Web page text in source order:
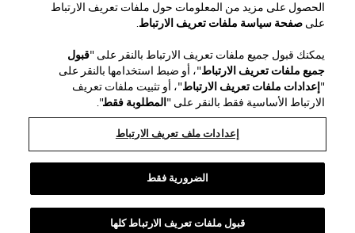
المنطقة / اللغة
خدمة العملاء
العثور على متجر
اتصل بنا
الشحن والإرجاع للجمال
الشحن والإرجاع للأزياء
الأسئلة الشائعة
خدمة تغليف الهدايا
مركز التفضيلات
نبذة عن الدار
House of Herrera
الوظائف
(يفتح في نافذة جديدة)
chcarolinaherrera.com
(يفتح في نافذة جديدة)
الشؤون القانونية وملفات تعريف الارتباط
الشروط والأحكام
شروط وأحكام البيع الخاصة بالجمال
VTO Data Processing Notice
سياسة الخصوصية
سياسة ملفات تعريف الارتباط
Copyright 2026 كارولينا هيريرا
الحصول على مزيد من المعلومات حول ملفات تعريف الارتباط
علىصفحة سياسة ملفات تعريف الارتباط.
يمكنك قبول جميع ملفات تعريف الارتباط بالنقر على "قبول
جميع ملفات تعريف الارتباط"، أو ضبط استخدامها بالنقر على
" إعدادات ملفات تعريف الارتباط"، أو تثبيت ملفات تعريف
الارتباط الأساسية فقط بالنقر على " المطلوبة فقط".
إعدادات ملف تعريف الارتباط
الضرورية فقط
قبول ملفات تعريف الارتباط كلها